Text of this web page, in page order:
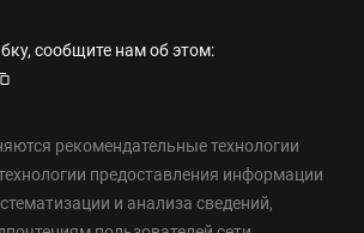
сообщите нам об этом:
рекомендательные технологии
предоставления информации
и анализа сведений,